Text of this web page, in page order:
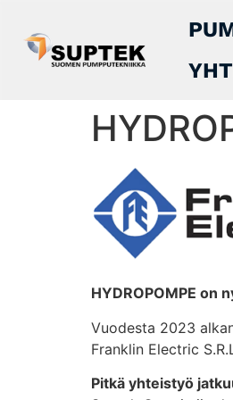
HYDROPOMPE on
Vuodesta 2023
Franklin Electric
Pitkä yhteistyö